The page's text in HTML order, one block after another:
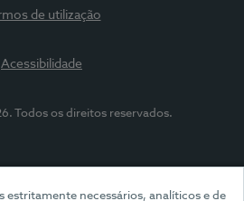
estritamente necessários, analíticos e de
de utilização
Acessibilidade
Todos os direitos reservados.